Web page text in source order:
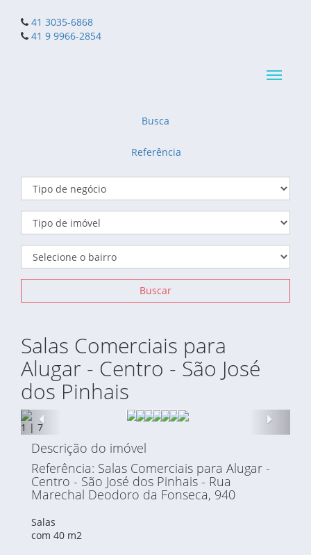
41 3035-6868
41 9 9966-2854
Busca
Referência
Buscar
Salas Comerciais para
Alugar - Centro - São José
dos Pinhais
Anterior
1 | 7
Descrição do imóvel
Referência: Salas Comerciais para Alugar -
Centro - São José dos Pinhais - Rua
Marechal Deodoro da Fonseca, 940
Salas
com 40 m2